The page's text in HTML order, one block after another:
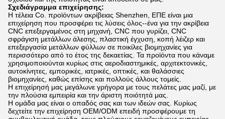
Σχεδιάγραμμα επιχείρησης:
Η τέλεια Co. προϊόντων ακρίβειας Shenzhen, ΕΠΕ είναι μια
επιχείρηση που προσφέρει τις λύσεις όλος--ένα για την ακρίβεια
CNC επεξεργαμένος στη μηχανή, CNC που γυρίζει, CNC
σφράγιση μετάλλων άλεσης, πλαστική έγχυση, κοπή λέιζερ και
επεξεργασία μετάλλων φύλλων σε ποικίλες βιομηχανίες για
περισσότερο από το έτος της δεκαετίας. Τα προϊόντα που κάναμε
χρησιμοποιούνται κυρίως στις αεροδιαστημικές, αρχιτεκτονικές,
αυτοκίνητες, εμπορικές, ιατρικές, οπτικές, και θαλάσσιες
βιομηχανίες, καθώς επίσης και πολλούς άλλους τομείς.
Η επιχείρησή μας μεγάλωνε γρήγορα με τους πελάτες μας μαζί, με
την πλούσια εμπειρία και την άριστη ποιότητά μας.
Η ομάδα μας είναι ο οπαδός σας και των ιδεών σας. Κυρίως
δεχτείτε την επιχείρηση OEM/ODM επειδή προσφέρουμε τη